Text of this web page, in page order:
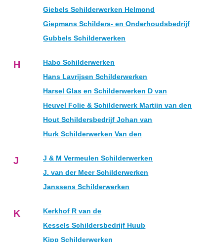
Giebels Schilderwerken Helmond
Giepmans Schilders- en Onderhoudsbedrijf
Gubbels Schilderwerken
H
Habo Schilderwerken
Hans Lavrijsen Schilderwerken
Harsel Glas en Schilderwerken D van
Heuvel Folie & Schilderwerk Martijn van den
Hout Schildersbedrijf Johan van
Hurk Schilderwerken Van den
J
J & M Vermeulen Schilderwerken
J. van der Meer Schilderwerken
Janssens Schilderwerken
K
Kerkhof R van de
Kessels Schildersbedrijf Huub
Kipp Schilderwerken